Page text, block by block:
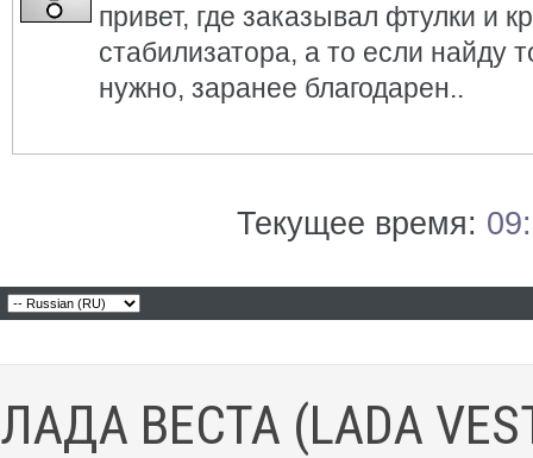
привет, где заказывал фтулки и
стабилизатора, а то если найду
нужно, заранее благодарен..
Текущее время:
ЛАДА ВЕСТА (LADA